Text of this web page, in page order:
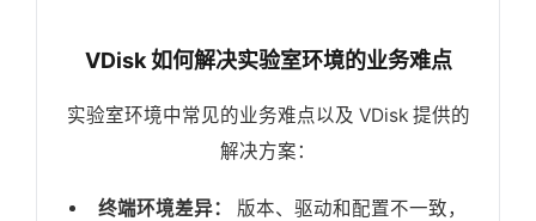
VDisk 如何解决实验室环境的业务难点
实验室环境中常见的业务难点以及 VDisk 提供的
解决方案：
终端环境差异：
版本、驱动和配置不一致，